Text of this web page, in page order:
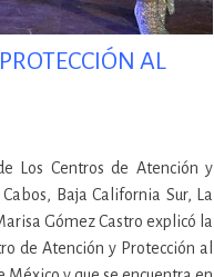
AL
Los Centros de Atención y
Baja California Sur, La
Gómez Castro explicó la
de Atención y Protección al